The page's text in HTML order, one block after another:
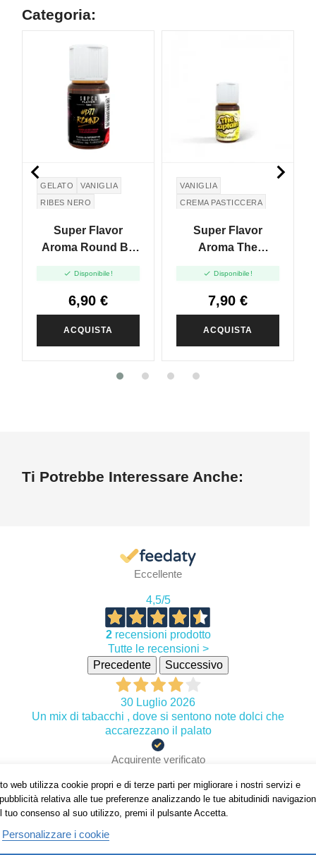
Categoria:
GELATO
VANIGLIA
RIBES NERO
Super Flavor
Aroma Round By
 Disponibile!
6,90 €
ACQUISTA
VANIGLIA
CREMA PASTICCERA
Super Flavor
Aroma The
 Disponibile!
7,90 €
ACQUISTA
 
Ti Potrebbe Interessare Anche:
Eccellente
4,5/5
2recensioni prodotto
Tutte le recensioni >
Precedente
Successivo
30 Luglio 2026
Un mix di tabacchi , dove si sentono note dolci che
accarezzano il palato
Acquirente verificato
30 Maggio 2025
Ottimo aroma ....................................................................
web utilizza cookie propri e di terze parti per migliorare i nostri servizi e
relativa alle tue preferenze analizzando le tue abitudinidi
tuo consenso al suo utilizzo, premi il pulsante Accetta.
Personalizzare i cookie